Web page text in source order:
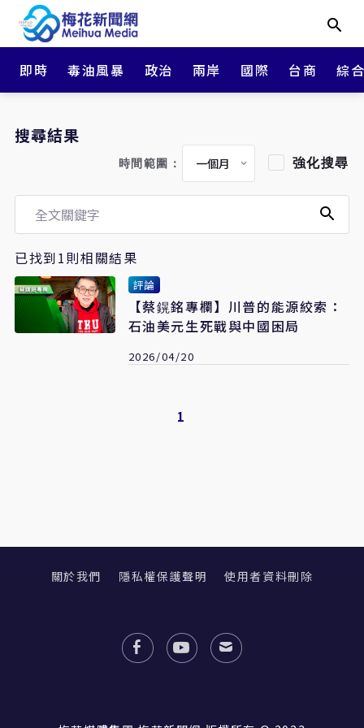
即時 毒油風暴 政治 兩岸 國際 台商 綜
搜尋結果
時間範圍： 強化搜尋
已找到1則相關結果
評論
【蔡鎤銘專欄】川普的能源絞索：
石油美元生死戰與中國困局
2026/04/20
1
關於我們 隱私權保護聲明 使用者資料刪除